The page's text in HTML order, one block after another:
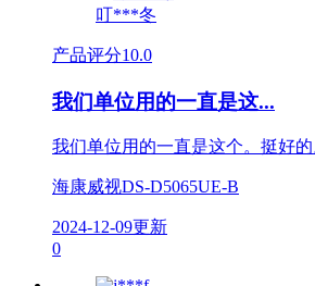
叮***冬
产品评分10.0
我们单位用的一直是这...
我们单位用的一直是这个。挺好的
海康威视DS-D5065UE-B
2024-12-09更新
0